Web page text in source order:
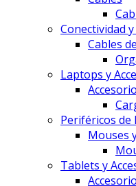
Conectividad y
Cables
Laptops y
Periféricos de
Mouses
Tablets y